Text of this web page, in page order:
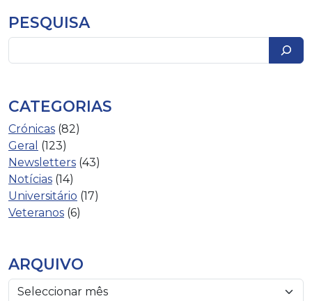
PESQUISA
CATEGORIAS
Crónicas (82)
Geral (123)
Newsletters (43)
Notícias (14)
Universitário (17)
Veteranos (6)
ARQUIVO